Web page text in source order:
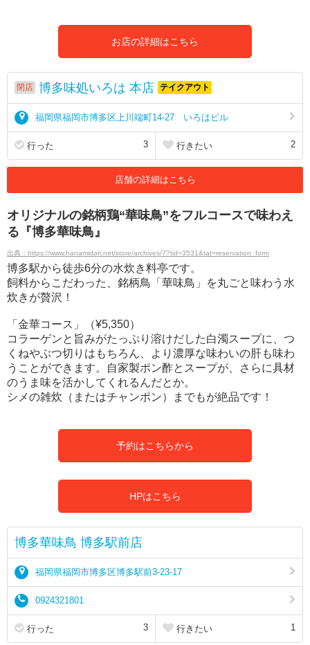
お店の詳細はこちら
閉店 博多味処いろは 本店 テイクアウト
福岡県福岡市博多区上川端町14-27 いろはビル
行った 3 行きたい 2
店舗の詳細はこちら
オリジナルの銘柄鶏“華味鳥”をフルコースで味わえ
る『博多華味鳥』
出典：https://www.hanamidori.net/store/archives/7?tid=3531&tat=reservation_form
博多駅から徒歩6分の水炊き料亭です。
飼料からこだわった、銘柄鳥「華味鳥」を丸ごと味わう水
炊きが贅沢！
「金華コース」（¥5,350）
コラーゲンと旨みがたっぷり溶けだした白濁スープに、つ
くねやぶつ切りはもちろん、より濃厚な味わいの肝も味わ
うことができます。自家製ポン酢とスープが、さらに具材
のうま味を活かしてくれるんだとか。
シメの雑炊（またはチャンポン）までもが絶品です！
予約はこちらから
HPはこちら
博多華味鳥 博多駅前店
福岡県福岡市博多区博多駅前3-23-17
0924321801
行った 3 行きたい 1